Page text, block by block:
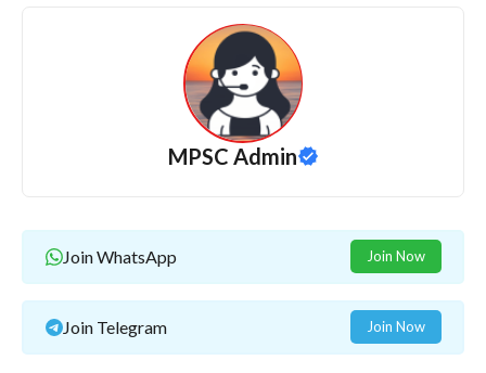
MPSC Admin
Join WhatsApp Join Now
Join Telegram Join Now